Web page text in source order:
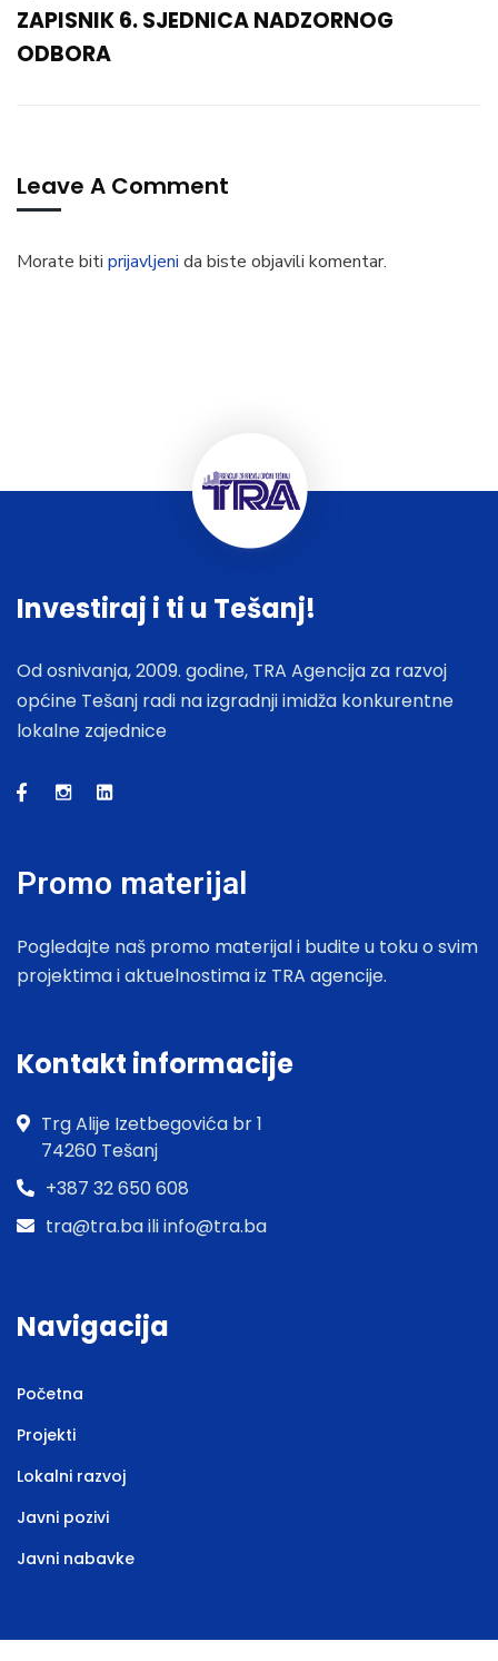
ZAPISNIK 6. SJEDNICA NADZORNOG
ODBORA
Leave A Comment
Morate biti prijavljeni da biste objavili komentar.
Investiraj i ti u Tešanj!
Od osnivanja, 2009. godine, TRA Agencija za razvoj
općine Tešanj radi na izgradnji imidža konkurentne
lokalne zajednice
Promo materijal
Pogledajte naš promo materijal i budite u toku o svim
projektima i aktuelnostima iz TRA agencije.
Kontakt informacije
Trg Alije Izetbegovića br 1
74260 Tešanj
+387 32 650 608
tra@tra.ba ili info@tra.ba
Navigacija
Početna
Projekti
Lokalni razvoj
Javni pozivi
Javni nabavke